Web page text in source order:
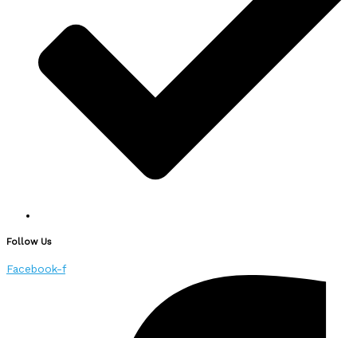
Follow Us
Facebook-f